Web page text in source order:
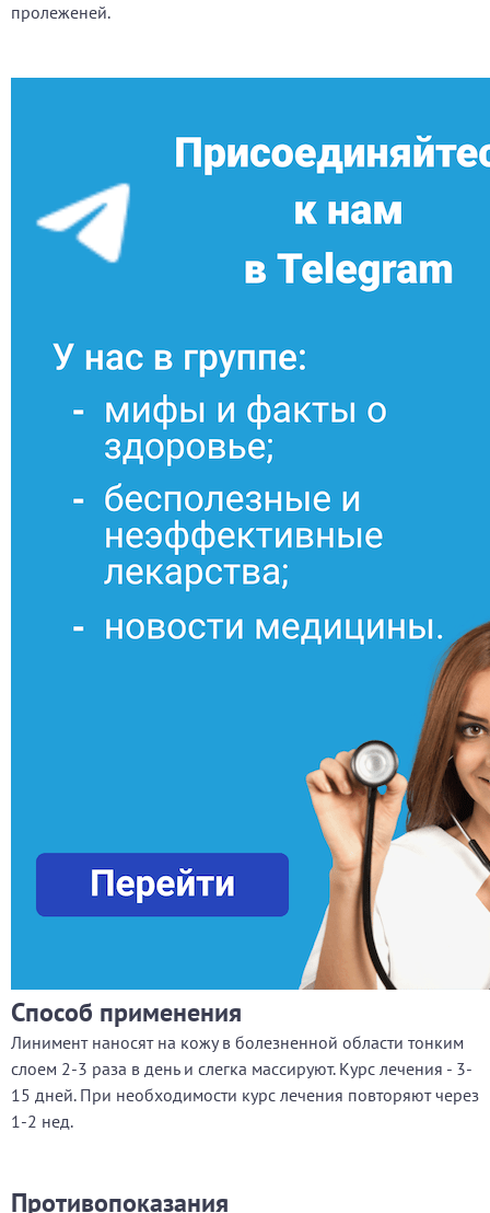
пролеженей.
Способ применения
Линимент наносят на кожу в болезненной области тонким
слоем 2-3 раза в день и слегка массируют. Курс лечения - 3-
15 дней. При необходимости курс лечения повторяют через
1-2 нед.
Противопоказания